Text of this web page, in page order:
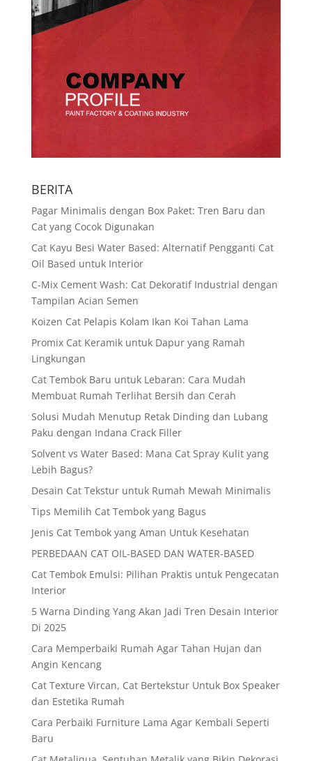
BERITA
Pagar Minimalis dengan Box Paket: Tren Baru dan
Cat yang Cocok Digunakan
Cat Kayu Besi Water Based: Alternatif Pengganti Cat
Oil Based untuk Interior
C-Mix Cement Wash: Cat Dekoratif Industrial dengan
Tampilan Acian Semen
Koizen Cat Pelapis Kolam Ikan Koi Tahan Lama
Promix Cat Keramik untuk Dapur yang Ramah
Lingkungan
Cat Tembok Baru untuk Lebaran: Cara Mudah
Membuat Rumah Terlihat Bersih dan Cerah
Solusi Mudah Menutup Retak Dinding dan Lubang
Paku dengan Indana Crack Filler
Solvent vs Water Based: Mana Cat Spray Kulit yang
Lebih Bagus?
Desain Cat Tekstur untuk Rumah Mewah Minimalis
Tips Memilih Cat Tembok yang Bagus
Jenis Cat Tembok yang Aman Untuk Kesehatan
PERBEDAAN CAT OIL-BASED DAN WATER-BASED
Cat Tembok Emulsi: Pilihan Praktis untuk Pengecatan
Interior
5 Warna Dinding Yang Akan Jadi Tren Desain Interior
Di 2025
Cara Memperbaiki Rumah Agar Tahan Hujan dan
Angin Kencang
Cat Texture Vircan, Cat Bertekstur Untuk Box Speaker
dan Estetika Rumah
Cara Perbaiki Furniture Lama Agar Kembali Seperti
Baru